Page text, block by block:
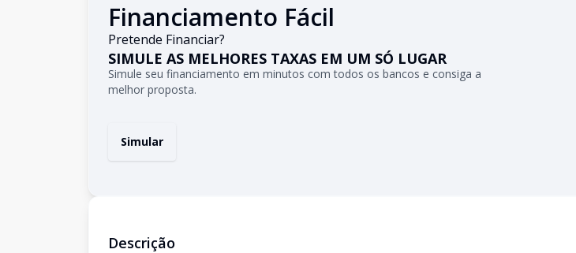
Financiamento Fácil
Pretende Financiar?
SIMULE AS MELHORES TAXAS EM UM SÓ LUGAR
Simule seu financiamento em minutos com todos os bancos e consiga a
melhor proposta.
Simular
Descrição